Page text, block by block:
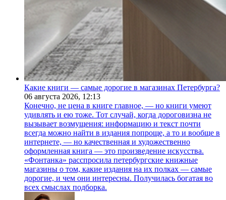
Какие книги — самые дорогие в магазинах Петербурга?
06 августа 2026, 12:13
Конечно, не цена в книге главное, — но книги умеют
удивлять и ею тоже. Тот случай, когда дороговизна не
вызывает возмущения: информацию и текст почти
всегда можно найти в издания попроще, а то и вообще в
интернете, — но качественная и художественно
оформленная книга — это произведение искусства.
«Фонтанка» расспросила петербургские книжные
магазины о том, какие издания на их полках — самые
дорогие, и чем они интересны. Получилась богатая во
всех смыслах подборка.